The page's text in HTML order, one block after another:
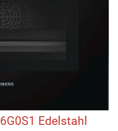
Edelstahl